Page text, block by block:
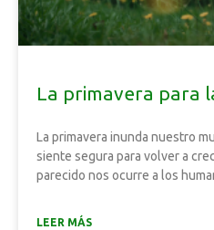
La primavera para
La primavera inunda nuestro
siente segura para volver a
parecido nos ocurre a los
LEER MÁS